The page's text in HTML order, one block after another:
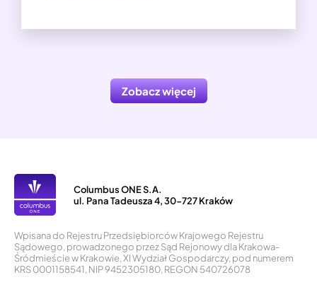
Zobacz więcej
Columbus ONE S.A.
ul. Pana Tadeusza 4, 30-727 Kraków
Wpisana do Rejestru Przedsiębiorców Krajowego Rejestru
Sądowego, prowadzonego przez Sąd Rejonowy dla Krakowa-
Śródmieście w Krakowie, XI Wydział Gospodarczy, pod numerem
KRS 0001158541, NIP 9452305180, REGON 540726078